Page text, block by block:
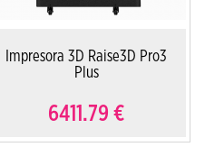
Impresora 3D Raise3D Pro3
Plus
6411.79 €